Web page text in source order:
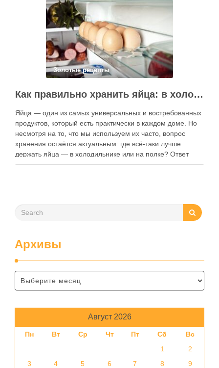
контент, расширять коллекции блюд и добавлять новые
функции. Ниже …
Золотые рецепты
Как правильно хранить яйца: в холодильнике или на полке?
Яйца — один из самых универсальных и востребованных
продуктов, который есть практически в каждом доме. Но
несмотря на то, что мы используем их часто, вопрос
хранения остаётся актуальным: где всё-таки лучше
держать яйца — в холодильнике или на полке? Ответ
зависит от нескольких факторов, включая температуру
Архивы
Август 2026
Пн Вт Ср Чт Пт Сб
Вс
1
2
3
4 5 6 7 8
9